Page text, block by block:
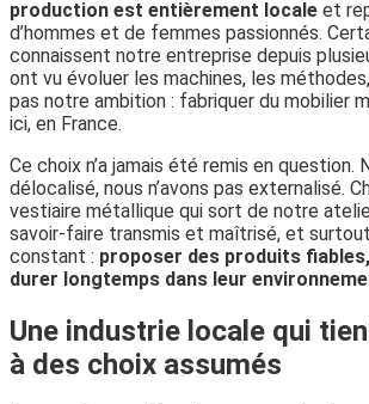
production est entièrement locale et
d’hommes et de femmes passionnés.
connaissent notre entreprise depuis
ont vu évoluer les machines, les
pas notre ambition : fabriquer du mobilier
ici, en France.
Ce choix n’a jamais été remis en question.
délocalisé, nous n’avons pas externalisé.
vestiaire métallique qui sort de notre
savoir-faire transmis et maîtrisé, et
constant : proposer des produits
durer longtemps dans leur
Une industrie locale qui
à des choix assumés